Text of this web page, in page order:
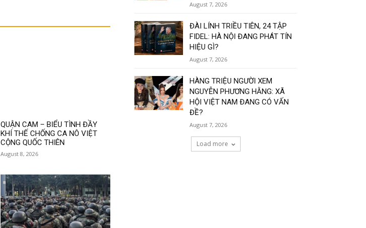
QUẬN CAM – BIỂU TÌNH ĐẦY
KHÍ THẾ CHỐNG CA NÔ VIỆT
CỘNG QUỐC THIÊN
August 8, 2026
August 7, 2026
ĐÀI LÍNH TRIỀU TIÊN, 24 TẬP
FIDEL: HÀ NỘI ĐANG PHÁT TÍN
HIỆU GÌ?
August 7, 2026
HÀNG TRIỆU NGƯỜI XEM
NGUYỄN PHƯƠNG HẰNG: XÃ
HỘI VIỆT NAM ĐANG CÓ VẤN
ĐỀ?
August 7, 2026
Load more